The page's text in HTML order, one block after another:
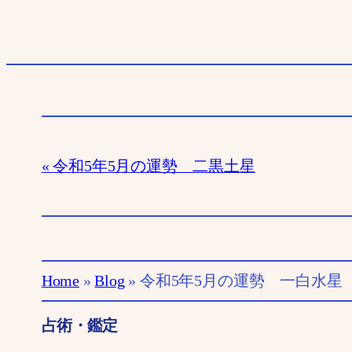
令和5年5月の運勢 二黒土星
Home » Blog » 令和5年5月の運勢 一白水星
占術・鑑定